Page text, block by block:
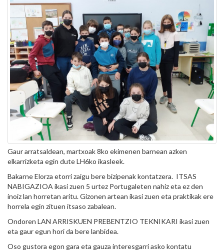
Gaur arratsaldean, martxoak 8ko ekimenen barnean azken
elkarrizketa egin dute LH6ko ikasleek.
Bakarne Elorza etorri zaigu bere bizipenak kontatzera. ITSAS
NABIGAZIOA ikasi zuen 5 urtez Portugaleten nahiz eta ez den
inoiz lan horretan aritu. Gizonen artean ikasi zuen eta praktikak ere
horrela egin zituen itsaso zabalean.
Ondoren LAN ARRISKUEN PREBENTZIO TEKNIKARI ikasi zuen
eta gaur egun hori da bere lanbidea.
Oso gustora egon gara eta gauza interesgarri asko kontatu